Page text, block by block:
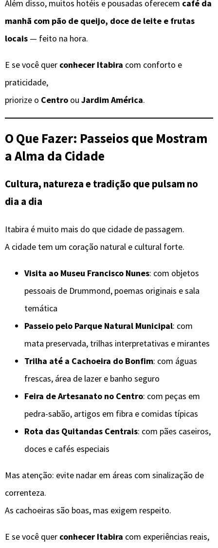
Além disso, muitos hotéis e pousadas oferecem café da
manhã com pão de queijo, doce de leite e frutas
locais — feito na hora.
E se você quer conhecer Itabira com conforto e
praticidade,
priorize o Centro ou Jardim América.
O Que Fazer: Passeios que Mostram
a Alma da Cidade
Cultura, natureza e tradição que pulsam no
dia a dia
Itabira é muito mais do que cidade de passagem.
A cidade tem um coração natural e cultural forte.
Visita ao Museu Francisco Nunes: com objetos
pessoais de Drummond, poemas originais e sala
temática
Passeio pelo Parque Natural Municipal: com
mata preservada, trilhas interpretativas e mirantes
Trilha até a Cachoeira do Bonfim: com águas
frescas, área de lazer e banho seguro
Feira de Artesanato no Centro: com peças em
pedra-sabão, artigos em fibra e comidas típicas
Rota das Quitandas Centrais: com pães caseiros,
doces e cafés especiais
Mas atenção: evite nadar em áreas com sinalização de
correnteza.
As cachoeiras são boas, mas exigem respeito.
E se você quer conhecer Itabira com experiências reais,